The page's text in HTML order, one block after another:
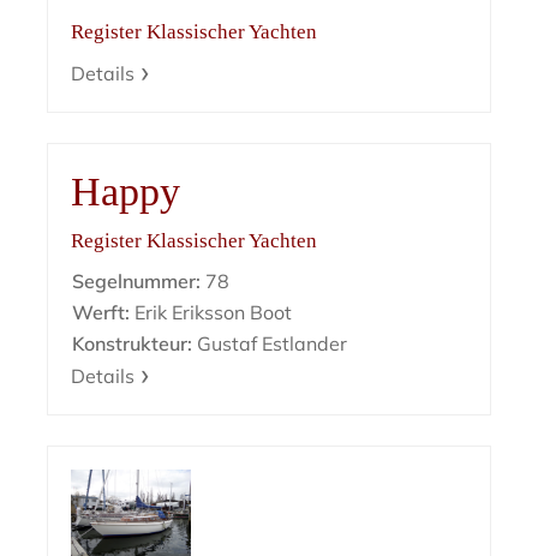
Register Klassischer Yachten
Details
Happy
Register Klassischer Yachten
Segelnummer: 78
Werft: Erik Eriksson Boot
Konstrukteur: Gustaf Estlander
Details